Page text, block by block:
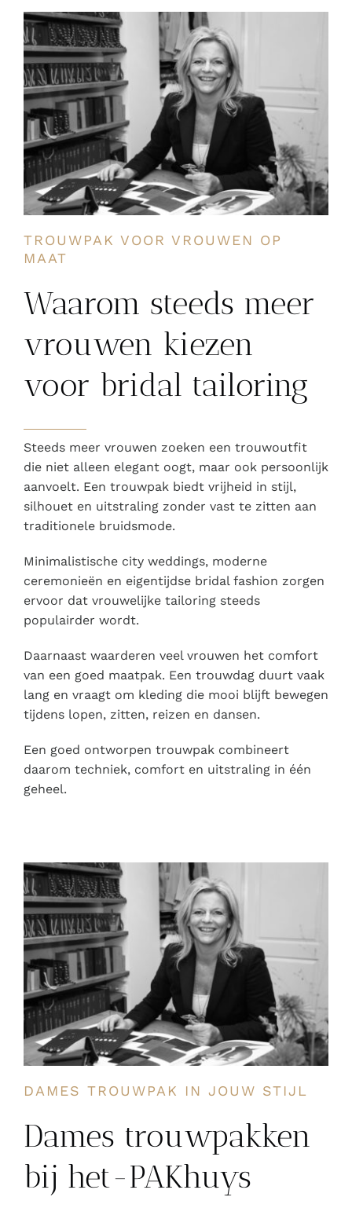
TROUWPAK VOOR VROUWEN OP
MAAT
Waarom steeds meer
vrouwen kiezen
voor bridal tailoring
Steeds meer vrouwen zoeken een trouwoutfit
die niet alleen elegant oogt, maar ook persoonlijk
aanvoelt. Een trouwpak biedt vrijheid in stijl,
silhouet en uitstraling zonder vast te zitten aan
traditionele bruidsmode.
Minimalistische city weddings, moderne
ceremonieën en eigentijdse bridal fashion zorgen
ervoor dat vrouwelijke tailoring steeds
populairder wordt.
Daarnaast waarderen veel vrouwen het comfort
van een goed maatpak. Een trouwdag duurt vaak
lang en vraagt om kleding die mooi blijft bewegen
tijdens lopen, zitten, reizen en dansen.
Een goed ontworpen trouwpak combineert
daarom techniek, comfort en uitstraling in één
geheel.
DAMES TROUWPAK IN JOUW STIJL
Dames trouwpakken
bij het-PAKhuys